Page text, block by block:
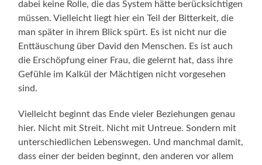
dabei keine Rolle, die das System hätte berücksichtigen
müssen. Vielleicht liegt hier ein Teil der Bitterkeit, die
man später in ihrem Blick spürt. Es ist nicht nur die
Enttäuschung über David den Menschen. Es ist auch
die Erschöpfung einer Frau, die gelernt hat, dass ihre
Gefühle im Kalkül der Mächtigen nicht vorgesehen
sind.
Vielleicht beginnt das Ende vieler Beziehungen genau
hier. Nicht mit Streit. Nicht mit Untreue. Sondern mit
unterschiedlichen Lebenswegen. Und manchmal damit,
dass einer der beiden beginnt, den anderen vor allem